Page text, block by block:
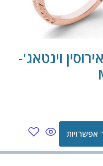
וינטאג'-
אפשרויות